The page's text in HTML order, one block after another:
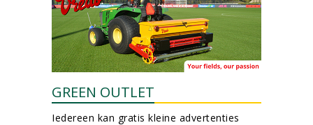
GREEN OUTLET
Iedereen kan gratis kleine advertenties